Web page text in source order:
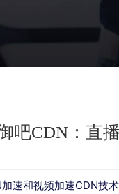
吧CDN：直
速和视频加速CDN技